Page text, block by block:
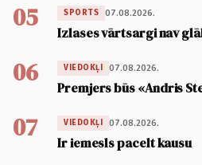
05 SPORTS 07.08.2026.
Izlases vārtsargi nav
06 VIEDOKĻI 07.08.2026.
Premjers būs «Andris
07 VIEDOKĻI 07.08.2026.
Ir iemesls pacelt kausu